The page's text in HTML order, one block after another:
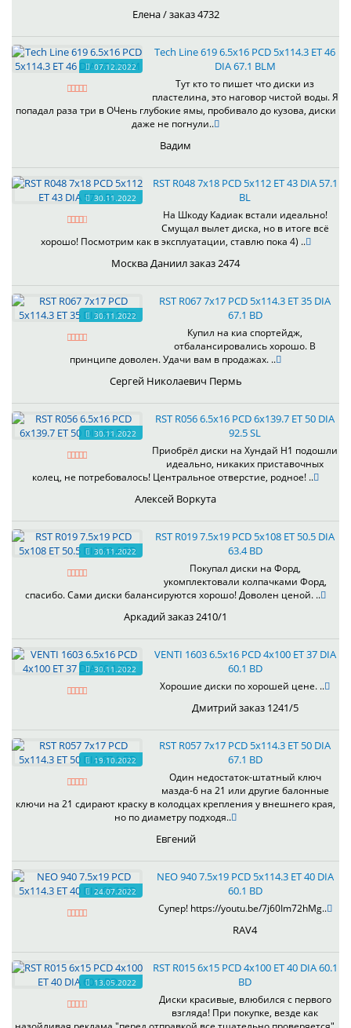
Елена / заказ 4732
07.12.2022
Tech Line 619 6.5x16 PCD 5x114.3 ET 46
DIA 67.1 BLM
Тут кто то пишет что диски из
пластелина, это наговор чистой воды. Я
попадал раза три в ОЧень глубокие ямы, пробивало до кузова, диски
даже не погнули..
Вадим
30.11.2022
RST R048 7x18 PCD 5x112 ET 43 DIA 57.1
BL
На Шкоду Кадиак встали идеально!
Смущал вылет диска, но в итоге всё
хорошо! Посмотрим как в эксплуатации, ставлю пока 4) ..
Москва Даниил заказ 2474
30.11.2022
RST R067 7x17 PCD 5x114.3 ET 35 DIA
67.1 BD
Купил на киа спортейдж,
отбалансировались хорошо. В
принципе доволен. Удачи вам в продажах. ..
Сергей Николаевич Пермь
30.11.2022
RST R056 6.5x16 PCD 6x139.7 ET 50 DIA
92.5 SL
Приобрёл диски на Хундай H1 подошли
идеально, никаких приставочных
колец, не потребовалось! Центральное отверстие, родное! ..
Алексей Воркута
30.11.2022
RST R019 7.5x19 PCD 5x108 ET 50.5 DIA
63.4 BD
Покупал диски на Форд,
укомплектовали колпачками Форд,
спасибо. Сами диски балансируются хорошо! Доволен ценой. ..
Аркадий заказ 2410/1
30.11.2022
VENTI 1603 6.5x16 PCD 4x100 ET 37 DIA
60.1 BD
Хорошие диски по хорошей цене. ..
Дмитрий заказ 1241/5
19.10.2022
RST R057 7x17 PCD 5x114.3 ET 50 DIA
67.1 BD
Один недостаток-штатный ключ
мазда-6 на 21 или другие балонные
ключи на 21 сдирают краску в колодцах крепления у внешнего края,
но по диаметру подходя..
Евгений
24.07.2022
NEO 940 7.5x19 PCD 5x114.3 ET 40 DIA
60.1 BD
Супер! https://youtu.be/7j60Im72hMg..
RAV4
13.05.2022
RST R015 6x15 PCD 4x100 ET 40 DIA 60.1
BD
Диски красивые, влюбился с первого
взгляда! При покупке, везде как